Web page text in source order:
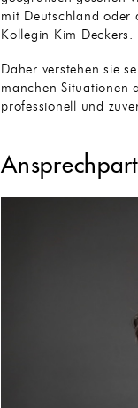
mit Deutschland oder
Kollegin Kim Deckers.
Daher verstehen sie
manchen Situationen
professionell und